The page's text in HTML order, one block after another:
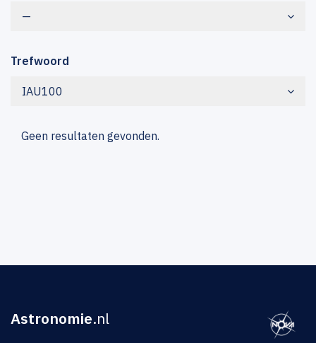
—
Trefwoord
IAU100
Geen resultaten gevonden.
Astronomie.nl